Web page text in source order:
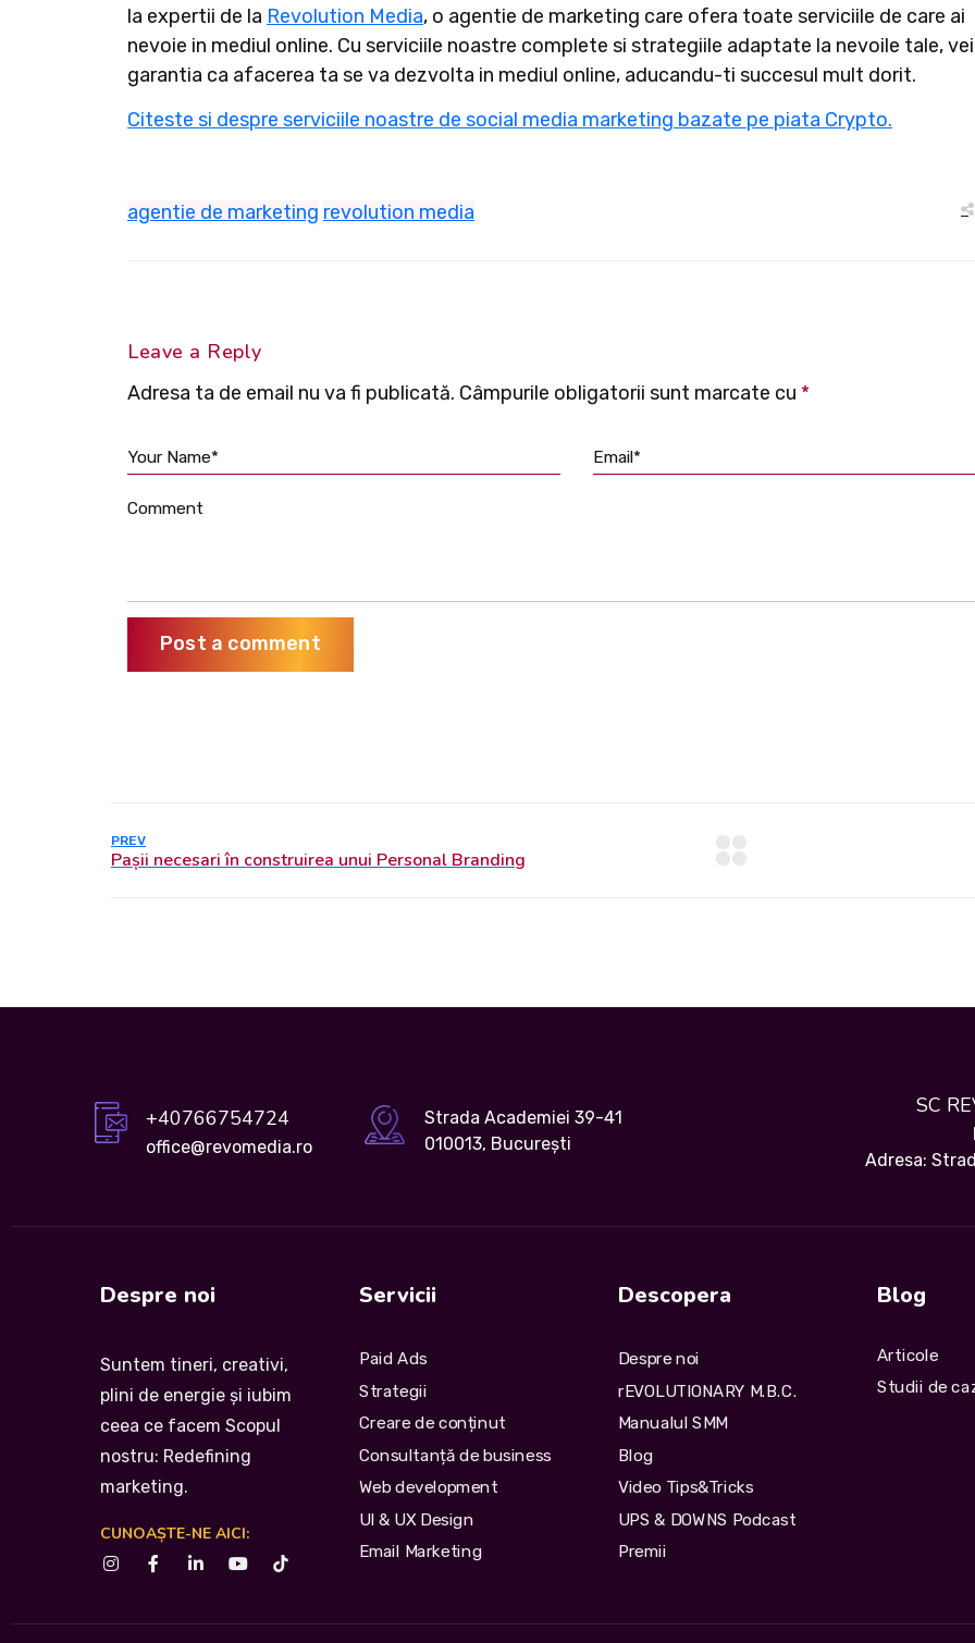
la expertii de la Revolution Media, o agentie de marketing care ofera toate serviciile de care ai
nevoie in mediul online. Cu serviciile noastre complete si strategiile adaptate la nevoile tale,
garantia ca afacerea ta se va dezvolta in mediul online, aducandu-ti succesul mult dorit.
Citeste si despre serviciile noastre de social media marketing bazate pe piata Crypto.
agentie de marketing revolution media
Leave a Reply
Adresa ta de email nu va fi publicată. Câmpurile obligatorii sunt marcate cu *
Your Name* Email*
Comment
Post a comment
PREV
+40766754724
office@revomedia.ro
Strada Academiei 39-41
010013, București
SC
Adresa:
Despre noi
Suntem tineri, creativi,
plini de energie și iubim
ceea ce facem Scopul
nostru: Redefining
marketing.
CUNOAȘTE-NE AICI:
Servicii
Paid Ads
Strategii
Creare de conținut
Consultanță de business
Web development
UI & UX Design
Email Marketing
Descopera
Despre noi
rEVOLUTIONARY M.B.C.
Manualul SMM
Blog
Video Tips&Tricks
UPS & DOWNS Podcast
Premii
Blog
Articole
Studii de